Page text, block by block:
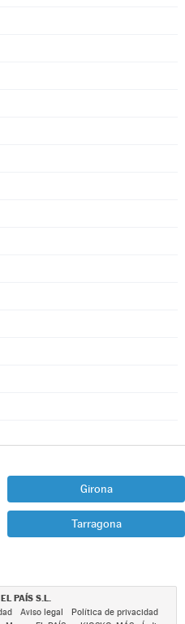
Girona
Tarragona
PAÍS S.L.
Aviso legal
Política de privacidad